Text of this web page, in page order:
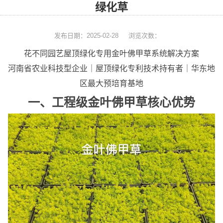
绿化草
发布日期：2025-02-28 浏览次数：
花不同园艺屋顶绿化专用金叶佛甲草系统解决方案
河南省农业科技型企业｜屋顶绿化专利技术持有者｜华东地
区最大预培育基地
一、工程级金叶佛甲草核心优势